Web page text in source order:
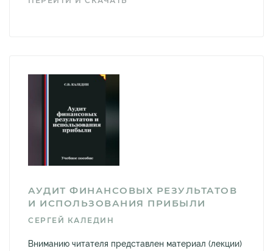
АУДИТ ФИНАНСОВЫХ РЕЗУЛЬТАТОВ
И ИСПОЛЬЗОВАНИЯ ПРИБЫЛИ
СЕРГЕЙ КАЛЕДИН
Вниманию читателя представлен материал (лекции)